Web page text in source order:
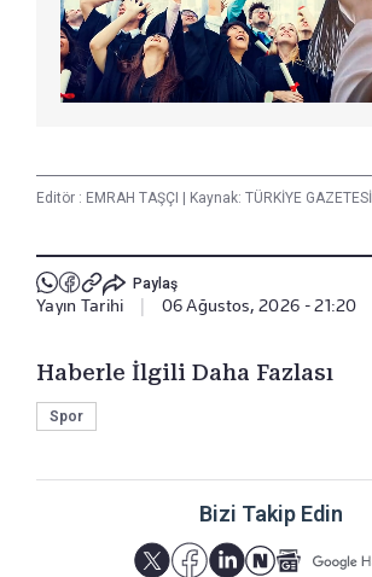
Editör : EMRAH TAŞÇI | Kaynak: TÜRKİYE GAZETESİ
Paylaş
Yayın Tarihi 06 Ağustos, 2026 - 21:20
Haberle İlgili Daha Fazlası
Spor
Bizi Takip Edin